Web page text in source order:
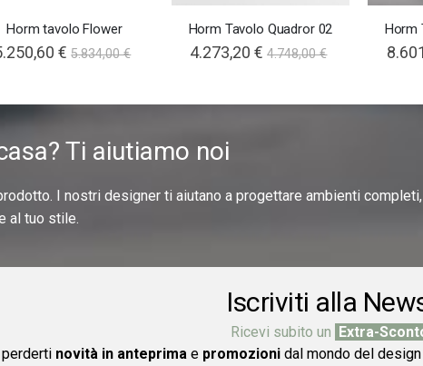
Horm tavolo Flower
€ 5.834,00 €
Horm Tavolo Quadror 02
4.273,20 € 4.748,00 €
Horm
Ti aiutiamo noi
I nostri designer ti aiutano a progettare ambienti
al tuo stile.
Iscriviti alla
Ricevi subito un Extra-
perderti novità in anteprima e promozionidal mondo del design